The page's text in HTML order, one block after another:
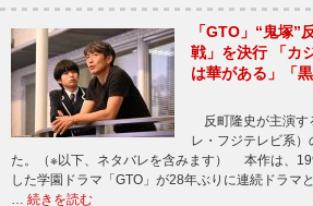
「GTO」“鬼塚”
戦」を決行 「カ
は華がある」「
反町隆史が主演す
レ・フジテレビ系
た。（※以下、ネタバレを含みます） 本作は、
した学園ドラマ「GTO」が28年ぶりに連続ドラマ
続きを読む